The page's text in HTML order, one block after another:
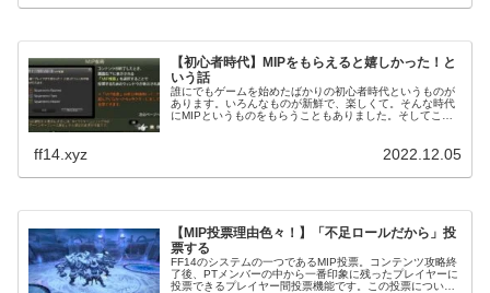
【初心者時代】MIPをもらえると嬉しかった！と
いう話
誰にでもゲームを始めたばかりの初心者時代というものが
あります。いろんなものが新鮮で、楽しくて。そんな時代
にMIPというものをもらうこともありました。そしてこれ
ff14.xyz 2022.12.05
【MIP投票理由色々！】「不足ロールだから」投
票する
FF14のシステムの一つであるMIP投票。コンテンツ攻略終
了後、PTメンバーの中から一番印象に残ったプレイヤーに
投票できるプレイヤー間投票機能です。この投票について